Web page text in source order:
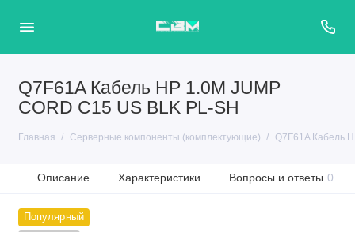
Q7F61A Кабель HP 1.0M JUMP
CORD C15 US BLK PL-SH
Главная Серверные компоненты (комплектующие) Q7F61A Кабель
Описание Характеристики Вопросы и ответы 0
Популярный